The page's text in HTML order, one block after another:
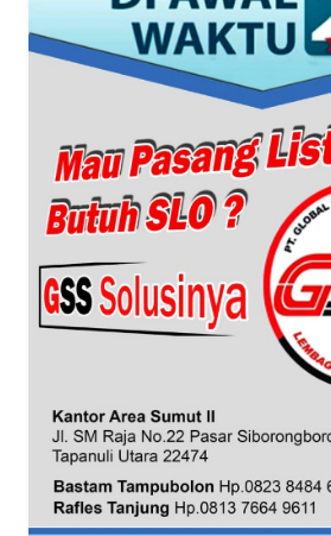
NTT
WN
PAPUA
WN
PAPUA
BARAT
RIAU
WN
SERAMBI